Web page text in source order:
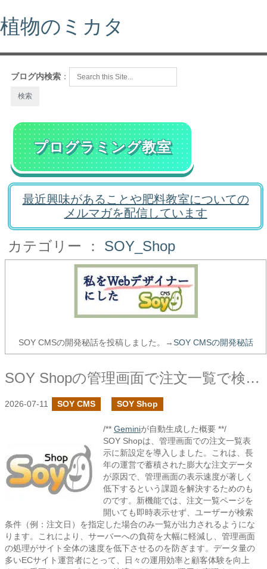
植物のミカタ
ブログ内検索 ：
プログラミング教室
最近興味があることや肥料教室についての
メルマガを配信しています
カテゴリー ： SOY_Shop
SOY CMSの開発秘話を投稿しました。→SOY CMSの開発秘話
SOY Shopの管理画面で注文一覧で検索条件がある時のみ注文一覧を表示する設定を追加しました
2026-07-11 SOY CMS SOY Shop
/** Geminiが自動生成した概要 **/
SOY Shopは、管理画面での注文一覧表
示に新設定を導入しました。これは、長
年の運営で蓄積された膨大な注文データ
が原因で、管理画面の表示速度が著しく
低下するという課題を解決するためのも
のです。新機能では、注文一覧ページを
開いても即時表示せず、ユーザーが検索
条件（例：注文日）を指定した場合のみ一覧が出力されるようにな
ります。これにより、サーバーへの負荷を大幅に軽減し、管理画面
の処理がサイト全体の速度を低下させるのを防ぎます。データ量の
多いECサイト運営者にとって、日々の運用効率と顧客体験を向上